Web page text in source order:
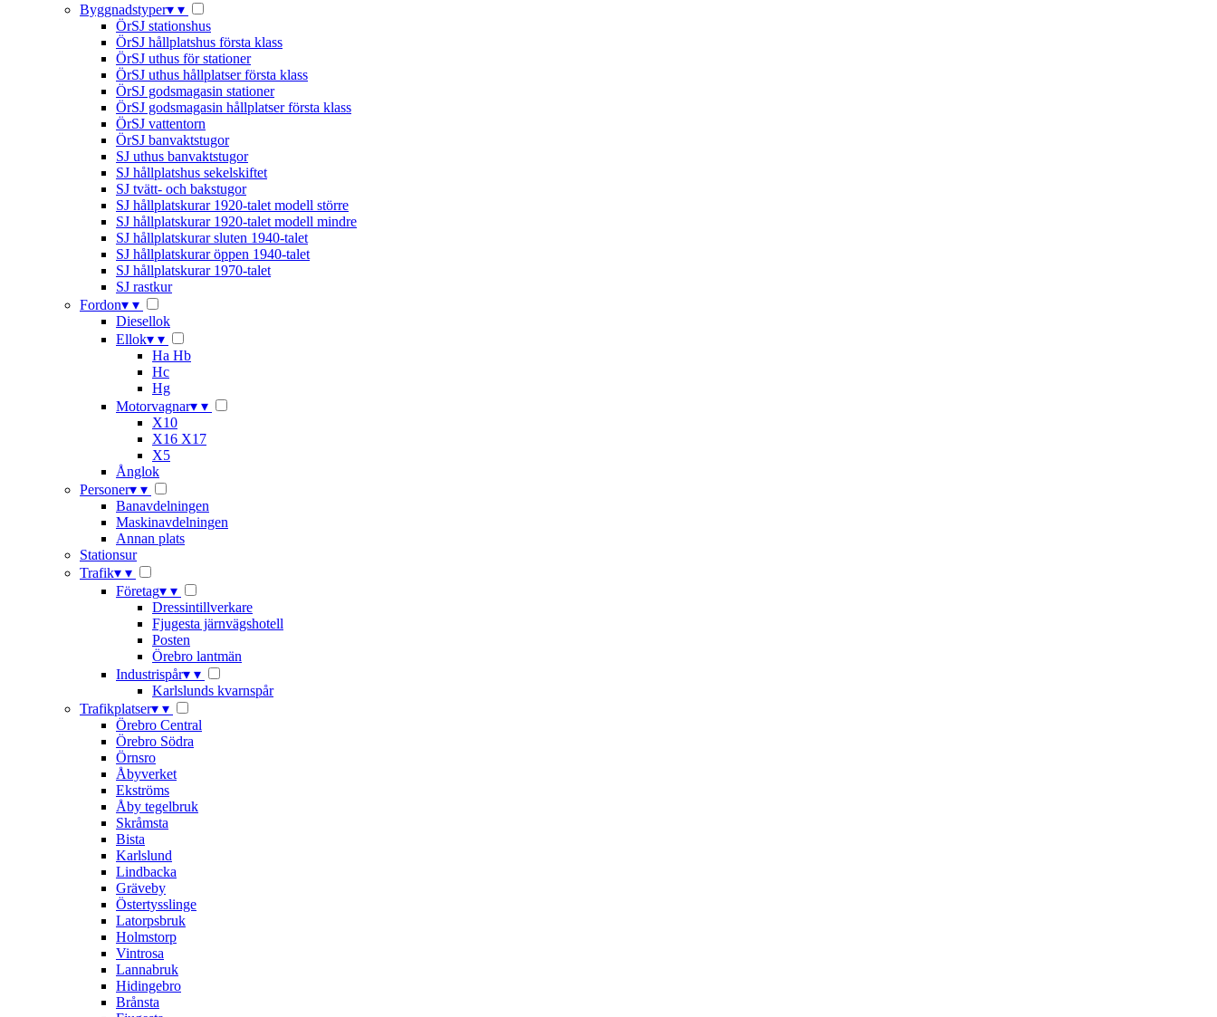
Byggnadstyper▾ ▾
ÖrSJ stationshus
ÖrSJ hållplatshus första klass
ÖrSJ uthus för stationer
ÖrSJ uthus hållplatser första klass
ÖrSJ godsmagasin stationer
ÖrSJ godsmagasin hållplatser första klass
ÖrSJ vattentorn
ÖrSJ banvaktstugor
SJ uthus banvaktstugor
SJ hållplatshus sekelskiftet
SJ tvätt- och bakstugor
SJ hållplatskurar 1920-talet modell större
SJ hållplatskurar 1920-talet modell mindre
SJ hållplatskurar sluten 1940-talet
SJ hållplatskurar öppen 1940-talet
SJ hållplatskurar 1970-talet
SJ rastkur
Fordon▾ ▾
Diesellok
Ellok▾ ▾
Ha Hb
Hc
Hg
Motorvagnar▾ ▾
X10
X16 X17
X5
Ånglok
Personer▾ ▾
Banavdelningen
Maskinavdelningen
Annan plats
Stationsur
Trafik▾ ▾
Företag▾ ▾
Dressintillverkare
Fjugesta järnvägshotell
Posten
Örebro lantmän
Industrispår▾ ▾
Karlslunds kvarnspår
Trafikplatser▾ ▾
Örebro Central
Örebro Södra
Örnsro
Åbyverket
Ekströms
Åby tegelbruk
Skråmsta
Bista
Karlslund
Lindbacka
Gräveby
Östertysslinge
Latorpsbruk
Holmstorp
Vintrosa
Lannabruk
Hidingebro
Brånsta